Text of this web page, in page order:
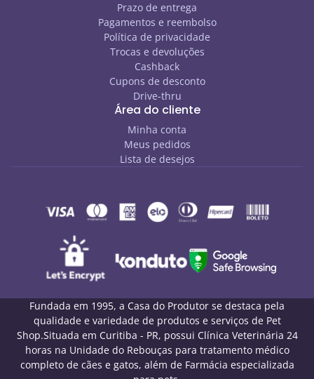
Prazo de entrega
Pagamentos e reembolso
Política de privacidade
Trocas e devoluções
Cashback
Cupons de desconto
Drive-thru
Área do cliente
Minha conta
Meus pedidos
Lista de desejos
Fundada em 1995, a Casa do Produtor se destaca pela
qualidade e variedade de produtos e serviços de Pet
Shop.Situada em Curitiba - PR, possui Clínica Veterinária 24
horas na Unidade do Rebouças para tratamento médico
completo de cães e gatos, além de Farmácia especializada